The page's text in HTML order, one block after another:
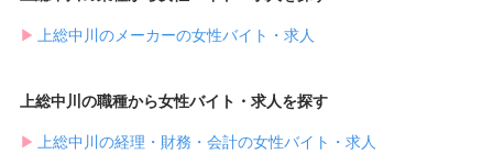
▶︎ 上総中川のメーカーの女性バイト・求人
上総中川の職種から女性バイト・求人を探す
▶︎ 上総中川の経理・財務・会計の女性バイト・求人